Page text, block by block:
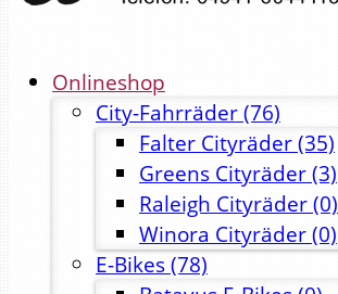
Onlineshop
City-Fahrräder(76)
Falter Cityräder(35)
Greens Cityräder(3)
Raleigh Cityräder(0)
Winora Cityräder(0)
E-Bikes(78)